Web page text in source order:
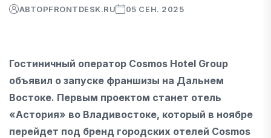
АВТОРFRONTDESK.RU 05 СЕН. 2025
Гостиничный оператор Cosmos Hotel Group
объявил о запуске франшизы на Дальнем
Востоке. Первым проектом станет отель
«Астория» во Владивостоке, который в ноябре
перейдет под бренд городских отелей Cosmos